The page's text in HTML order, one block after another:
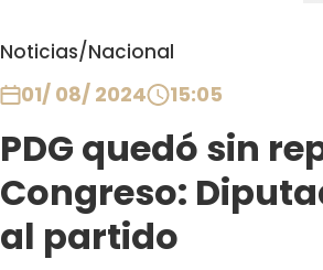
Noticias/Nacional
01/ 08/ 2024 15:05
PDG quedó sin
Congreso:
al partido